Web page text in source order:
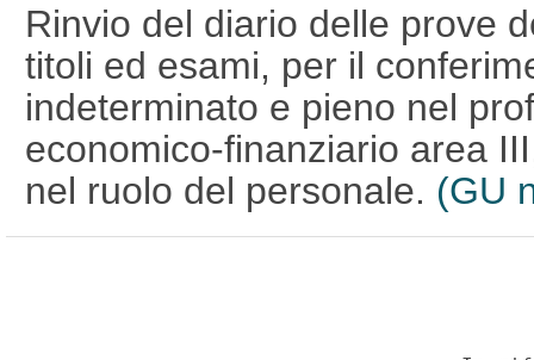
Rinvio del diario delle prove
titoli ed esami, per il
indeterminato e pieno nel
economico-finanziario area
nel ruolo del personale. (GU